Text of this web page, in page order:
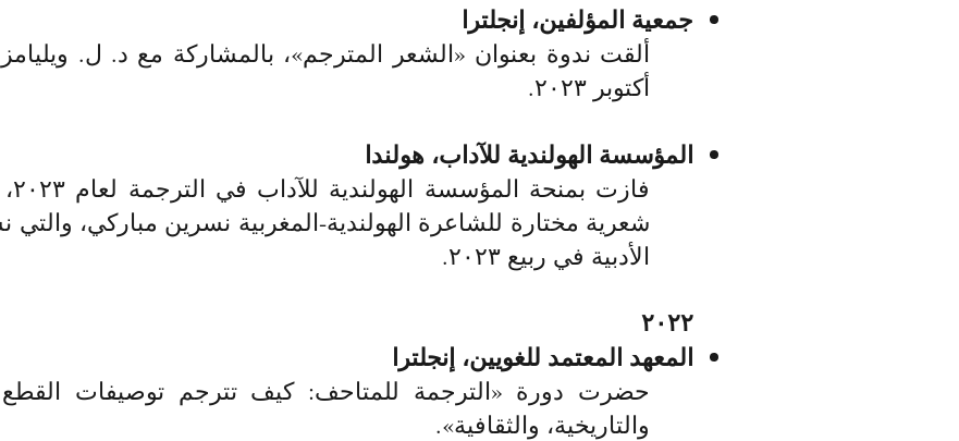
جمعية المؤلفين، إنجلترا
أكتوبر ٢٠٢٣.
المؤسسة الهولندية للآداب، هولندا
شعرية مختارة للشاعرة الهولندية-المغربية نسرين مباركي، والتي
الأدبية في ربيع ٢٠٢٣.
٢٠٢٢​
المعهد المعتمد للغويين، إنجلترا
حضرت دورة «الترجمة للمتاحف: كيف تترجم توصيفات القطع
والتاريخية، والثقافية».